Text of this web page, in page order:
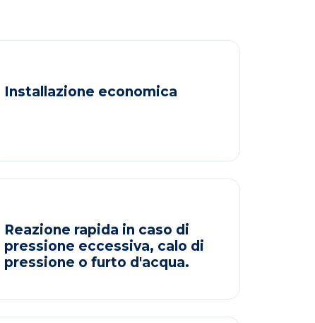
Installazione economica
Reazione rapida in caso di
pressione eccessiva, calo di
pressione o furto d'acqua.